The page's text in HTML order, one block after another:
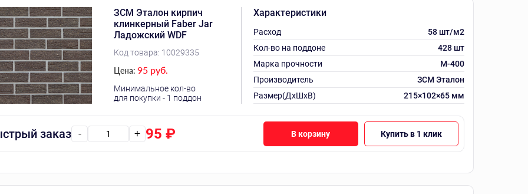
ЗСМ Эталон кирпич
клинкерный Faber Jar
Ладожский WDF
Код товара: 10029335
Цена: 95 руб.
Минимальное кол-во
для покупки - 1 поддон
Характеристики
Расход
58 шт/м2
Кол-во на поддоне
428 шт
Марка прочности
М-400
Производитель
ЗСМ Эталон
Размер(ДхШхВ)
215×102×65 мм
заказ - + 95 ₽ В корзину Купить в 1 клик